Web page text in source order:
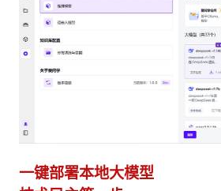
一键部署本地大模型